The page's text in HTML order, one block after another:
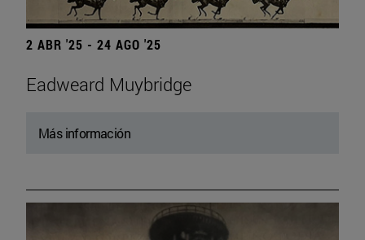
2 ABR '25 - 24 AGO '25
Eadweard Muybridge
Más información